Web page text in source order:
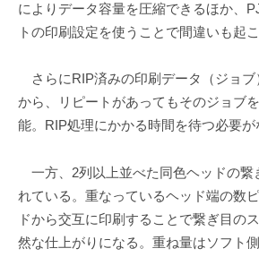
によりデータ容量を圧縮できるほか、
トの印刷設定を使うことで間違いも起こ
さらにRIP済みの印刷データ（ジョブ
から、リピートがあってもそのジョブ
能。RIP処理にかかる時間を待つ必要が
一方、2列以上並べた同色ヘッドの繋
れている。重なっているヘッド端の数
ドから交互に印刷することで繋ぎ目の
然な仕上がりになる。重ね量はソフト側